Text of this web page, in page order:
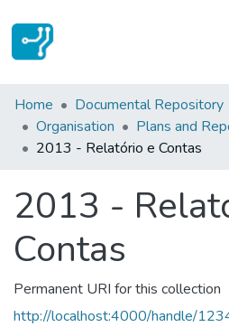
Statistics
Communities & Collections
Home Documental Repository
Organisation
Plans and
2013 - Relatório e Contas
2013 -
Contas
Permanent URI for this collection
http://localhost:4000/handle/